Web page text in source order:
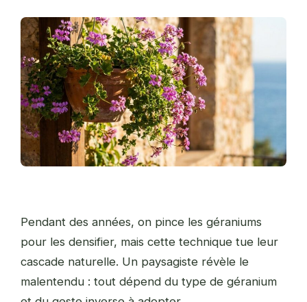
Pendant des années, on pince les géraniums
pour les densifier, mais cette technique tue leur
cascade naturelle. Un paysagiste révèle le
malentendu : tout dépend du type de géranium